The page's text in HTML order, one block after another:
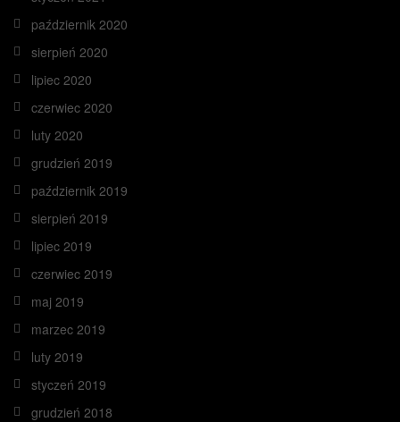
październik 2020
sierpień 2020
lipiec 2020
czerwiec 2020
luty 2020
grudzień 2019
październik 2019
sierpień 2019
lipiec 2019
czerwiec 2019
maj 2019
marzec 2019
luty 2019
styczeń 2019
grudzień 2018